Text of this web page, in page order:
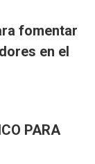
fomentar
en el
PARA